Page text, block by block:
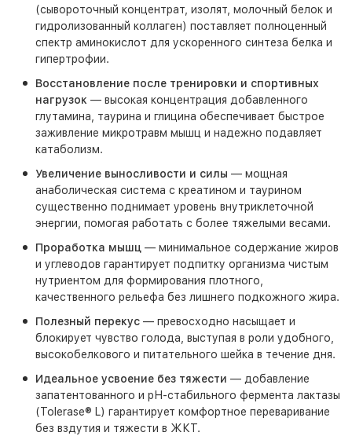
(сывороточный концентрат, изолят, молочный белок и
гидролизованный коллаген) поставляет полноценный
спектр аминокислот для ускоренного синтеза белка и
гипертрофии.
Восстановление после тренировки и спортивных
нагрузок — высокая концентрация добавленного
глутамина, таурина и глицина обеспечивает быстрое
заживление микротравм мышц и надежно подавляет
катаболизм.
Увеличение выносливости и силы — мощная
анаболическая система с креатином и таурином
существенно поднимает уровень внутриклеточной
энергии, помогая работать с более тяжелыми весами.
Проработка мышц — минимальное содержание жиров
и углеводов гарантирует подпитку организма чистым
нутриентом для формирования плотного,
качественного рельефа без лишнего подкожного жира.
Полезный перекус — превосходно насыщает и
блокирует чувство голода, выступая в роли удобного,
высокобелкового и питательного шейка в течение дня.
Идеальное усвоение без тяжести — добавление
запатентованного и рН-стабильного фермента лактазы
(Tolerase® L) гарантирует комфортное переваривание
без вздутия и тяжести в ЖКТ.